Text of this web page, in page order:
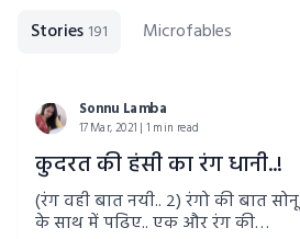
Stories 191 Microfables
Sonnu Lamba
17 Mar, 2021 | 1 min read
कुदरत की हंसी का रंग धानी..!
(रंग वही बात नयी.. २) रंगो की बात सोनू
के साथ में पढिए.. एक और रंग की